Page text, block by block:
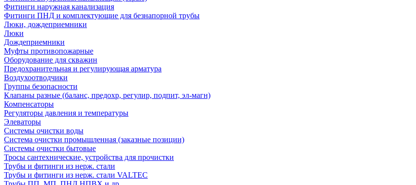
Фитинги наружная канализация
Фитинги ПНД и комплектующие для безнапорной трубы
Люки, дождеприемники
Люки
Дождеприемники
Муфты противопожарные
Оборудование для скважин
Предохранительная и регулирующая арматура
Воздухоотводчики
Группы безопасности
Клапаны разные (баланс, предохр, регулир, подпит, эл-магн)
Компенсаторы
Регуляторы давления и температуры
Элеваторы
Системы очистки воды
Система очистки промышленная (заказные позиции)
Системы очистки бытовые
Тросы сантехнические, устройства для прочистки
Трубы и фитинги из нерж. стали
Трубы и фитинги из нерж. стали VALTEC